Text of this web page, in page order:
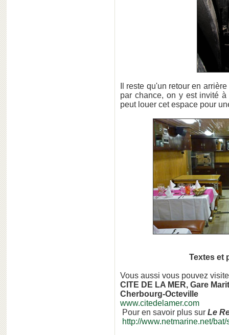
Il reste qu'un retour en
par chance, on y est invité
peut louer cet espace pour
Textes et
Vous aussi vous pouvez
CITE DE LA MER, Gare
Cherbourg-Octeville
www.citedelamer.com
Pour en savoir plus sur Le
http://www.netmarine.net/